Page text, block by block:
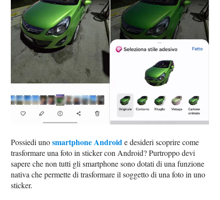
Possiedi unosmartphone Androide desideri scoprire come
trasformare una foto in sticker con Android? Purtroppo devi
sapere che non tutti gli smartphone sono dotati di una funzione
nativa che permette di trasformare il soggetto di una foto in uno
sticker.